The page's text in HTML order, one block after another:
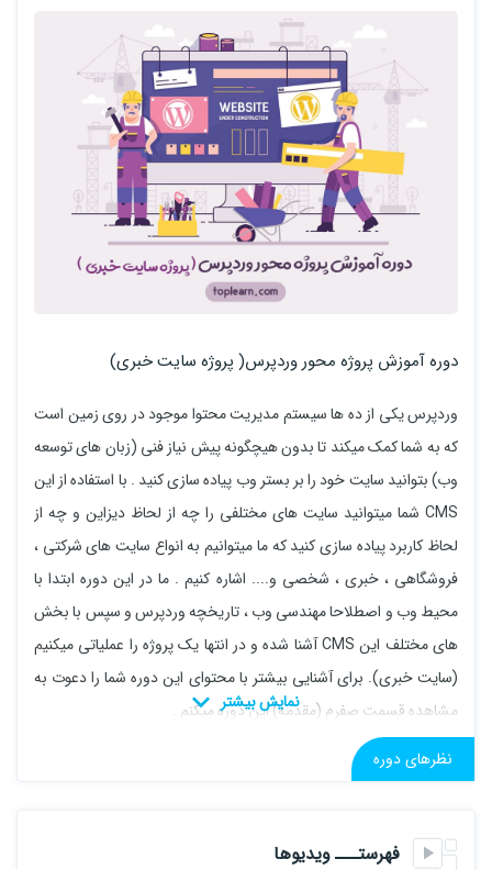
دوره آموزش پروژه محور وردپرس( پروژه سایت خبری)
وردپرس یکی از ده ها سیستم مدیریت محتوا موجود در روی زمین است
که به شما کمک میکند تا بدون هیچگونه پیش نیاز فنی (زبان های توسعه
وب) بتوانید سایت خود را بر بستر وب پیاده سازی کنید . با استفاده از این
CMS شما میتوانید سایت های مختلفی را چه از لحاظ دیزاین و چه از
لحاظ کاربرد پیاده سازی کنید که ما میتوانیم به انواع سایت های شرکتی ،
فروشگاهی ، خبری ، شخصی و.... اشاره کنیم . ما در این دوره ابتدا با
محیط وب و اصطلاحا مهندسی وب ، تاریخچه وردپرس و سپس با بخش
های مختلف این CMS آشنا شده و در انتها یک پروژه را عملیاتی میکنیم
(سایت خبری). برای آشنایی بیشتر با محتوای این دوره شما را دعوت به
مشاهده قسمت صفرم (مقدمه) این دوره میکنم .
سرفصل ها :
2 .آشنایی با مفاهیم سرور و هاست و دامین
نظرهای دوره
فهرستـــ ویدیوها